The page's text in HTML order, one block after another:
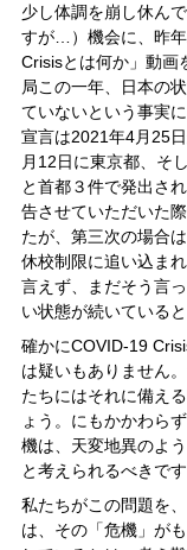
少し体調を崩し休ん
すが…）機会に、昨
Crisisとは何か」動
局この一年、日本の
ていないという事実
宣言は2021年4月25
月12日に東京都、そ
と首都３件で発出さ
告させていただいた
たが、第三次の場合
休校制限に追い込ま
言えず、まだそう言
い状態が続いていると
確かにCOVID-19
は疑いもありません
たちにはそれに備え
ょう。にもかかわら
機は、天変地異のよ
と考えられるべきです
私たちがこの問題を
は、その「危機」が